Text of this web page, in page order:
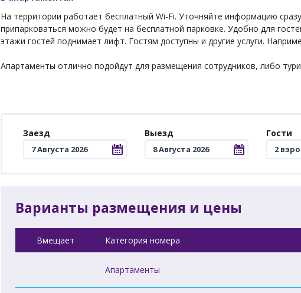
На территории работает бесплатный Wi-Fi. Уточняйте информацию
припарковаться можно будет на бесплатной парковке. Удобно для
этажи гостей поднимает лифт. Гостям доступны и другие услуги.
Апартаменты отлично подойдут для размещения сотрудников, либо
Заезд Выезд
Гости
Варианты размещения и цены
Вмещает Категория номера
Апартаменты